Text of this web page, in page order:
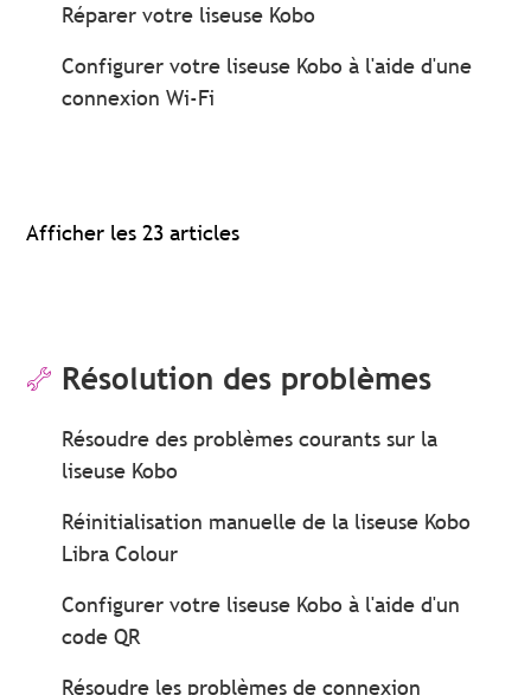
Réparer votre liseuse Kobo
Configurer votre liseuse Kobo à l'aide d'une
connexion Wi-Fi
Afficher les 23 articles
Résolution des problèmes
Résoudre des problèmes courants sur la
liseuse Kobo
Réinitialisation manuelle de la liseuse Kobo
Libra Colour
Configurer votre liseuse Kobo à l'aide d'un
code QR
Résoudre les problèmes de connexion